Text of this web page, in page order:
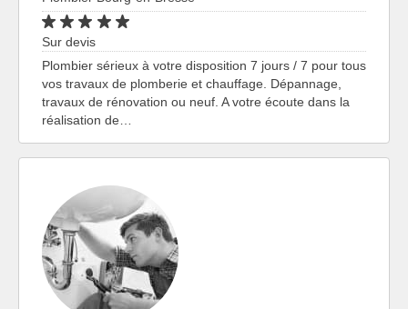
Sur devis
Plombier sérieux à votre disposition 7 jours / 7 pour tous
vos travaux de plomberie et chauffage. Dépannage,
travaux de rénovation ou neuf. A votre écoute dans la
réalisation de…